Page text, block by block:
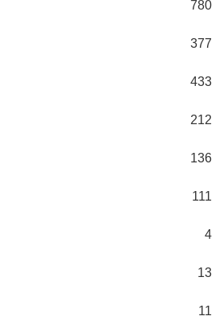
780
377
433
212
136
111
4
13
11